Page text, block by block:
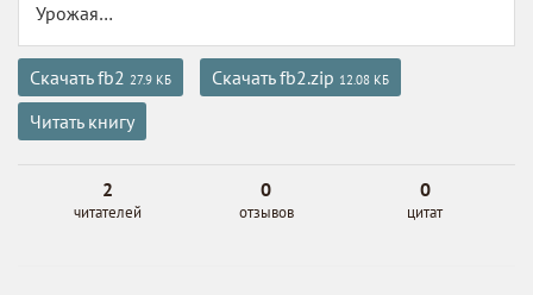
Урожая…
Скачать fb2 27.9 КБ Скачать fb2.zip 12.08 КБ
Читать книгу
2
читателей
0
отзывов
0
цитат